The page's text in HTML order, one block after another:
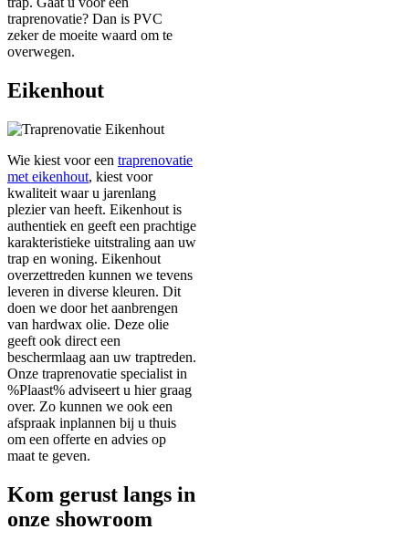
traprenovatie? Dan is PVC
zeker de moeite waard om te
overwegen.
Eikenhout
Wie kiest voor een traprenovatie
met eikenhout, kiest voor
kwaliteit waar u jarenlang
plezier van heeft. Eikenhout is
authentiek en geeft een prachtige
karakteristieke uitstraling aan uw
trap en woning. Eikenhout
overzettreden kunnen we tevens
leveren in diverse kleuren. Dit
doen we door het aanbrengen
van hardwax olie. Deze olie
geeft ook direct een
beschermlaag aan uw traptreden.
Onze traprenovatie specialist in
%Plaast% adviseert u hier graag
over. Zo kunnen we ook een
afspraak inplannen bij u thuis
om een offerte en advies op
maat te geven.
Kom gerust langs in
onze showroom